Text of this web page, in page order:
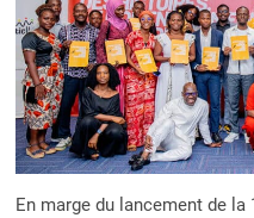
En marge du lancement de